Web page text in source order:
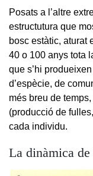
Posats a l’altre
estructutura que
bosc estàtic, aturat
40 o 100 anys tota
que s’hi
d’espècie, de
més breu de
(producció de
cada individu.
La dinàmica